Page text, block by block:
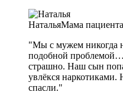
НатальяМама пациента
"Мы с мужем никогда
подобной
страшно. Наш сын
увлёкся наркотиками.
спасли."